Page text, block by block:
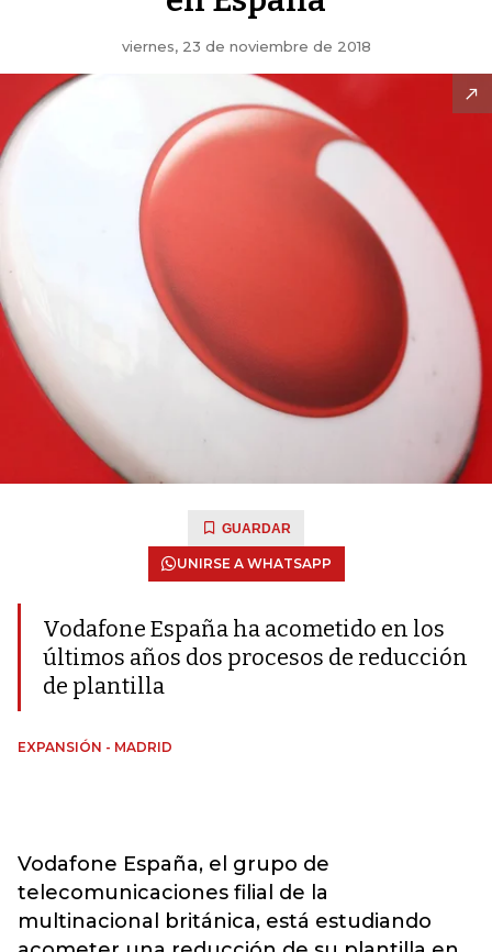
viernes, 23 de noviembre de 2018
GUARDAR
UNIRSE A WHATSAPP
Vodafone España ha acometido en los
últimos años dos procesos de reducción
de plantilla
EXPANSIÓN - MADRID
Vodafone España, el grupo de
telecomunicaciones filial de la
multinacional británica, está estudiando